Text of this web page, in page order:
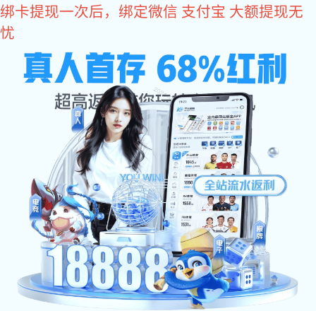
VSport体育
产品
信号调理
数据转换器